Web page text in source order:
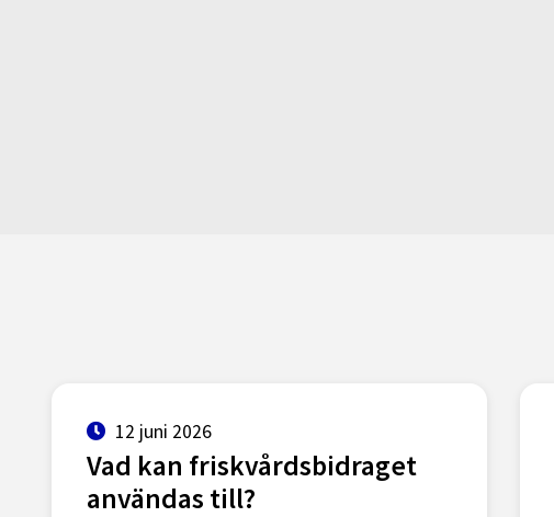
12 juni 2026
Vad kan friskvårdsbidraget
användas till?